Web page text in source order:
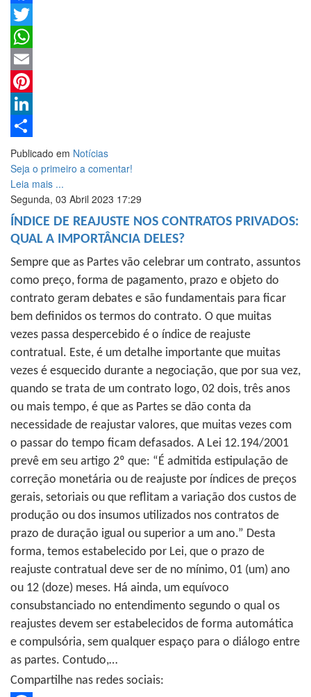
Facebook
Twitter
WhatsApp
Email
Pinterest
LinkedIn
Share
Publicado em Notícias
Seja o primeiro a comentar!
Leia mais ...
Segunda, 03 Abril 2023 17:29
ÍNDICE DE REAJUSTE NOS CONTRATOS PRIVADOS:
QUAL A IMPORTÂNCIA DELES?
Sempre que as Partes vão celebrar um contrato, assuntos
como preço, forma de pagamento, prazo e objeto do
contrato geram debates e são fundamentais para ficar
bem definidos os termos do contrato. O que muitas
vezes passa despercebido é o índice de reajuste
contratual. Este, é um detalhe importante que muitas
vezes é esquecido durante a negociação, que por sua vez,
quando se trata de um contrato logo, 02 dois, três anos
ou mais tempo, é que as Partes se dão conta da
necessidade de reajustar valores, que muitas vezes com
o passar do tempo ficam defasados. A Lei 12.194/2001
prevê em seu artigo 2º que: “É admitida estipulação de
correção monetária ou de reajuste por índices de preços
gerais, setoriais ou que reflitam a variação dos custos de
produção ou dos insumos utilizados nos contratos de
prazo de duração igual ou superior a um ano.” Desta
forma, temos estabelecido por Lei, que o prazo de
reajuste contratual deve ser de no mínimo, 01 (um) ano
ou 12 (doze) meses. Há ainda, um equívoco
consubstanciado no entendimento segundo o qual os
reajustes devem ser estabelecidos de forma automática
e compulsória, sem qualquer espaço para o diálogo entre
as partes. Contudo,…
Compartilhe nas redes sociais: